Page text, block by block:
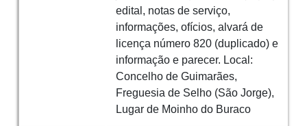
edital, notas de serviço,
informações, ofícios, alvará de
licença número 820 (duplicado) e
informação e parecer. Local:
Concelho de Guimarães,
Freguesia de Selho (São Jorge),
Lugar de Moinho do Buraco